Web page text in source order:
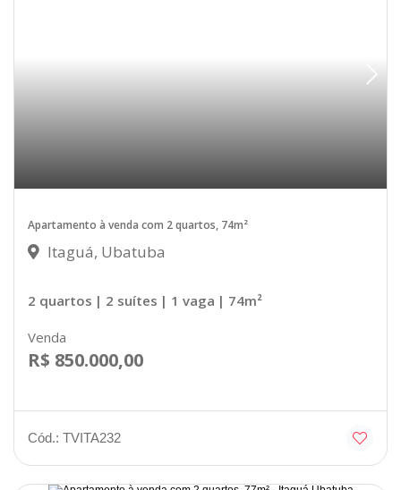
Apartamento à venda com 2 quartos, 74m²
Itaguá, Ubatuba
2 quartos | 2 suítes | 1 vaga | 74m²
Venda
R$ 850.000,00
Cód.: TVITA232